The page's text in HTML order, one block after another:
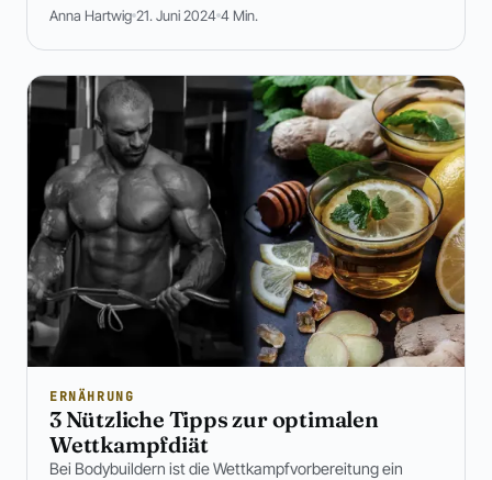
Anna Hartwig 21. Juni 2024 4 Min.
ERNÄHRUNG
3 Nützliche Tipps zur optimalen
Wettkampfdiät
Bei Bodybuildern ist die Wettkampfvorbereitung ein